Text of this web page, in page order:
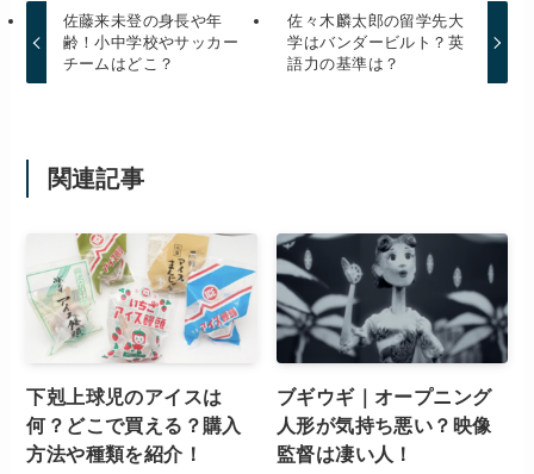
佐藤来未登の身長や年
齢！小中学校やサッカー
チームはどこ？
佐々木麟太郎の留学先大
学はバンダービルト？英
語力の基準は？
関連記事
下剋上球児のアイスは
何？どこで買える？購入
方法や種類を紹介！
ブギウギ｜オープニング
人形が気持ち悪い？映像
監督は凄い人！